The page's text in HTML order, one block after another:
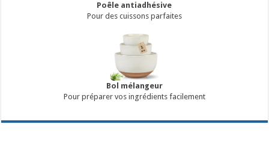
Poêle antiadhésive
Pour des cuissons parfaites
Bol mélangeur
Pour préparer vos ingrédients facilement